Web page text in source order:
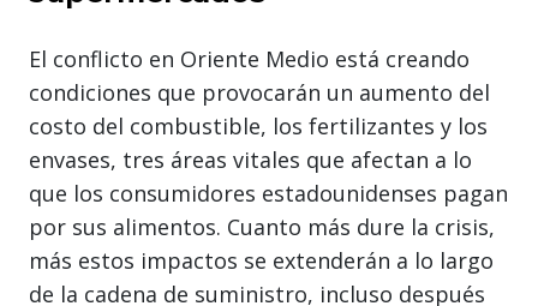
El conflicto en Oriente Medio está creando
condiciones que provocarán un aumento del
costo del combustible, los fertilizantes y los
envases, tres áreas vitales que afectan a lo
que los consumidores estadounidenses pagan
por sus alimentos. Cuanto más dure la crisis,
más estos impactos se extenderán a lo largo
de la cadena de suministro, incluso después